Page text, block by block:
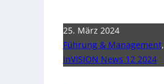
25. März 2024
Führung & Management,
inVISION News 12 2024